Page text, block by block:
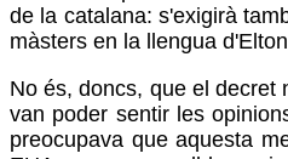
de la catalana: s'exigirà
màsters en la llengua
No és, doncs, que el decret
van poder sentir les
preocupava que aquesta